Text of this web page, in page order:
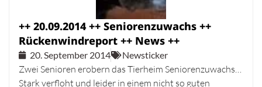
++ 20.09.2014 ++ Seniorenzuwachs ++
Rückenwindreport ++ News ++
20. September 2014 Newsticker
Zwei Senioren erobern das Tierheim Seniorenzuwachs…
Stark verfloht und leider in einem nicht so guten